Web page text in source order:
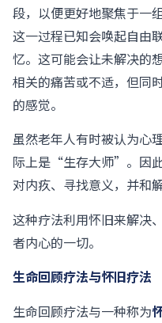
段，以便更好地聚焦于一
这一过程已知会唤起自由
忆。这可能会让未解决的
相关的痛苦或不适，但同
的感觉。
虽然老年人有时被认为心
际上是“生存大师”。因
对内疚、寻找意义，并和
这种疗法利用怀旧来解决
者内心的一切。
生命回顾疗法与怀旧疗法
生命回顾疗法与一种称为